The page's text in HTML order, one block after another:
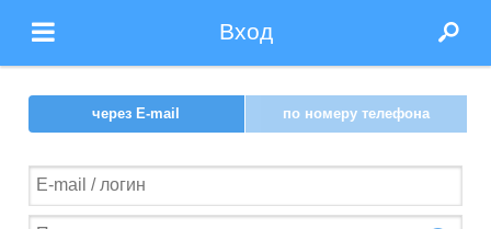
Вход
через E-mail по номеру телефона